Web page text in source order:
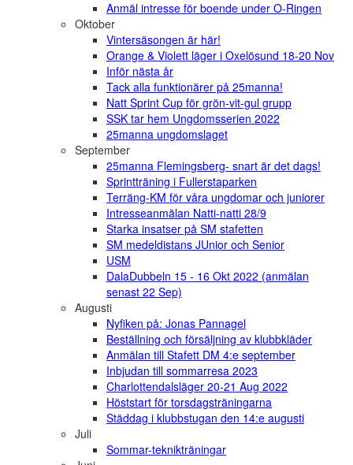
Anmäl intresse för boende under O-Ringen
Oktober
Vintersäsongen är här!
Orange & Violett läger i Oxelösund 18-20 Nov
Inför nästa år
Tack alla funktionärer på 25manna!
Natt Sprint Cup för grön-vit-gul grupp
SSK tar hem Ungdomsserien 2022
25manna ungdomslaget
September
25manna Flemingsberg- snart är det dags!
Sprintträning i Fullerstaparken
Terräng-KM för våra ungdomar och juniorer
Intresseanmälan Natti-natti 28/9
Starka insatser på SM stafetten
SM medeldistans JUnior och Senior
USM
DalaDubbeln 15 - 16 Okt 2022 (anmälan
senast 22 Sep)
Augusti
Nyfiken på: Jonas Pannagel
Beställning och försäljning av klubbkläder
Anmälan till Stafett DM 4:e september
Inbjudan till sommarresa 2023
Charlottendalsläger 20-21 Aug 2022
Höststart för torsdagsträningarna
Städdag i klubbstugan den 14:e augusti
Juli
Sommar-teknikträningar